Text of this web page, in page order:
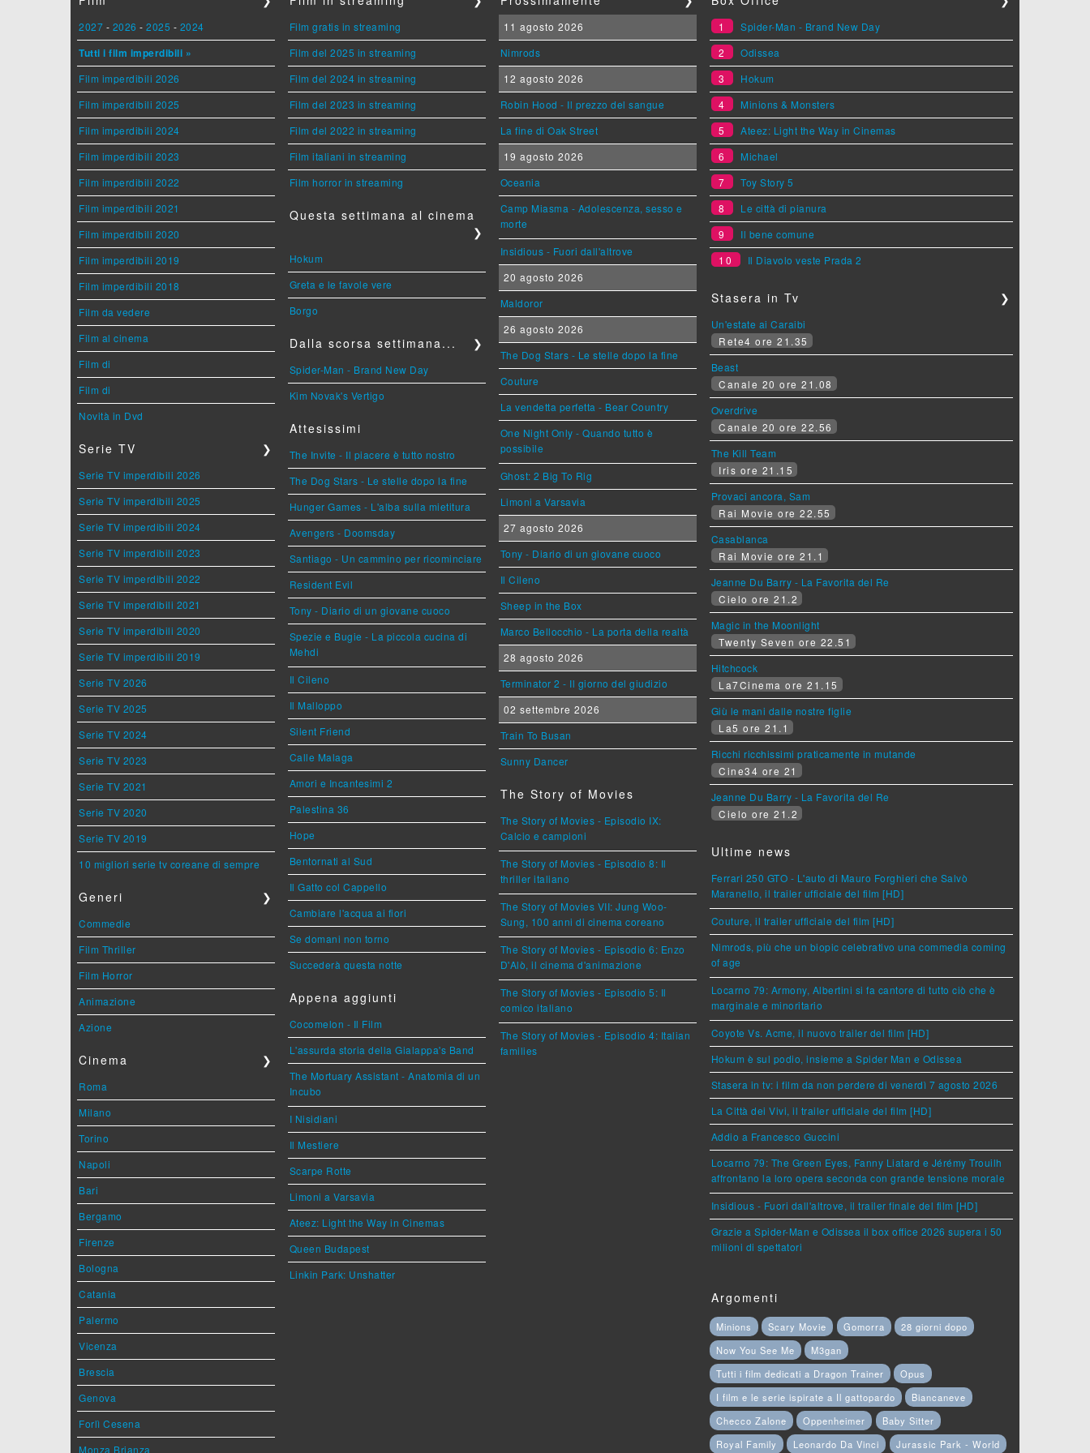
2027 - 2026 - 2025 - 2024
Tutti i film imperdibili »
Film imperdibili 2026
Film imperdibili 2025
Film imperdibili 2024
Film imperdibili 2023
Film imperdibili 2022
Film imperdibili 2021
Film imperdibili 2020
Film imperdibili 2019
Film imperdibili 2018
Film da vedere
Film al cinema
Film di
Film di
Novità in Dvd
Serie TV ❯
Serie TV imperdibili 2026
Serie TV imperdibili 2025
Serie TV imperdibili 2024
Serie TV imperdibili 2023
Serie TV imperdibili 2022
Serie TV imperdibili 2021
Serie TV imperdibili 2020
Serie TV imperdibili 2019
Serie TV 2026
Serie TV 2025
Serie TV 2024
Serie TV 2023
Serie TV 2021
Serie TV 2020
Serie TV 2019
10 migliori serie tv coreane di sempre
Generi ❯
Commedie
Film Thriller
Film Horror
Animazione
Azione
Cinema ❯
Roma
Milano
Torino
Napoli
Bari
Bergamo
Firenze
Bologna
Catania
Palermo
Vicenza
Brescia
Genova
Forlì Cesena
Monza Brianza
Film gratis in streaming
Film del 2025 in streaming
Film del 2024 in streaming
Film del 2023 in streaming
Film del 2022 in streaming
Film italiani in streaming
Film horror in streaming
Questa settimana al cinema
❯
Hokum
Greta e le favole vere
Borgo
Dalla scorsa settimana... ❯
Spider-Man - Brand New Day
Kim Novak's Vertigo
Attesissimi
The Invite - Il piacere è tutto nostro
The Dog Stars - Le stelle dopo la fine
Hunger Games - L'alba sulla mietitura
Avengers - Doomsday
Santiago - Un cammino per ricominciare
Resident Evil
Tony - Diario di un giovane cuoco
Spezie e Bugie - La piccola cucina di
Mehdi
Il Cileno
Il Malloppo
Silent Friend
Calle Malaga
Amori e Incantesimi 2
Palestina 36
Hope
Bentornati al Sud
Il Gatto col Cappello
Cambiare l'acqua ai fiori
Se domani non torno
Succederà questa notte
Appena aggiunti
Cocomelon - Il Film
L'assurda storia della Gialappa's Band
The Mortuary Assistant - Anatomia di un
Incubo
I Nisidiani
Il Mestiere
Scarpe Rotte
Limoni a Varsavia
Ateez: Light the Way in Cinemas
Queen Budapest
Linkin Park: Unshatter
11 agosto 2026
Nimrods
12 agosto 2026
Robin Hood - Il prezzo del sangue
La fine di Oak Street
19 agosto 2026
Oceania
Camp Miasma - Adolescenza, sesso e
morte
Insidious - Fuori dall'altrove
20 agosto 2026
Maldoror
26 agosto 2026
The Dog Stars - Le stelle dopo la fine
Couture
La vendetta perfetta - Bear Country
One Night Only - Quando tutto è
possibile
Ghost: 2 Big To Rig
Limoni a Varsavia
27 agosto 2026
Tony - Diario di un giovane cuoco
Il Cileno
Sheep in the Box
Marco Bellocchio - La porta della realtà
28 agosto 2026
Terminator 2 - Il giorno del giudizio
02 settembre 2026
Train To Busan
Sunny Dancer
The Story of Movies
The Story of Movies - Episodio IX:
Calcio e campioni
The Story of Movies - Episodio 8: Il
thriller italiano
The Story of Movies VII: Jung Woo-
Sung, 100 anni di cinema coreano
The Story of Movies - Episodio 6: Enzo
D'Alò, il cinema d'animazione
The Story of Movies - Episodio 5: Il
comico italiano
The Story of Movies - Episodio 4: Italian
families
1
Spider-Man - Brand New Day
2
Odissea
3
Hokum
4
Minions & Monsters
5
Ateez: Light the Way in Cinemas
6
Michael
7
Toy Story 5
8
Le città di pianura
9
Il bene comune
10
Il Diavolo veste Prada 2
Stasera in Tv ❯
Un'estate ai Caraibi
Rete4 ore 21.35
Beast
Canale 20 ore 21.08
Overdrive
Canale 20 ore 22.56
The Kill Team
Iris ore 21.15
Provaci ancora, Sam
Rai Movie ore 22.55
Casablanca
Rai Movie ore 21.1
Jeanne Du Barry - La Favorita del Re
Cielo ore 21.2
Magic in the Moonlight
Twenty Seven ore 22.51
Hitchcock
La7Cinema ore 21.15
Giù le mani dalle nostre figlie
La5 ore 21.1
Ricchi ricchissimi praticamente in mutande
Cine34 ore 21
Jeanne Du Barry - La Favorita del Re
Cielo ore 21.2
Ultime news
Ferrari 250 GTO - L'auto di Mauro Forghieri che Salvò
Maranello, il trailer ufficiale del film [HD]
Couture, il trailer ufficiale del film [HD]
Nimrods, più che un biopic celebrativo una commedia coming
of age
Locarno 79: Armony, Albertini si fa cantore di tutto ciò che è
marginale e minoritario
Coyote Vs. Acme, il nuovo trailer del film [HD]
Hokum è sul podio, insieme a Spider Man e Odissea
Stasera in tv: i film da non perdere di venerdì 7 agosto 2026
La Città dei Vivi, il trailer ufficiale del film [HD]
Addio a Francesco Guccini
Locarno 79: The Green Eyes, Fanny Liatard e Jérémy Trouilh
affrontano la loro opera seconda con grande tensione morale
Insidious - Fuori dall'altrove, il trailer finale del film [HD]
Grazie a Spider-Man e Odissea il box office 2026 supera i 50
milioni di spettatori
Argomenti
Minions Scary Movie Gomorra
28 giorni dopo
Now You See Me
M3gan
Tutti i film dedicati a Dragon Trainer
Opus
I film e le serie ispirate a Il gattopardo
Biancaneve
Checco Zalone
Oppenheimer
Baby Sitter
Royal Family
Leonardo Da Vinci Jurassic Park - World